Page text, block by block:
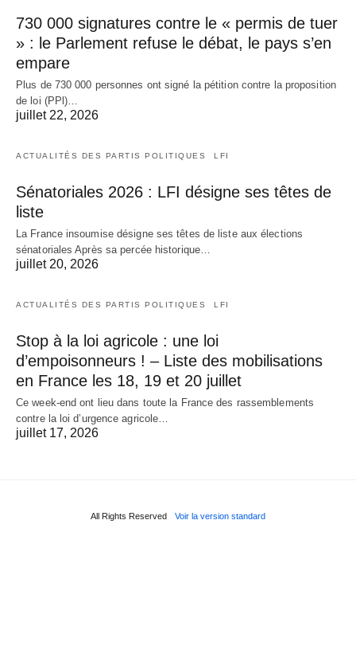
730 000 signatures contre le « permis de tuer
» : le Parlement refuse le débat, le pays s’en
empare
Plus de 730 000 personnes ont signé la pétition contre la proposition
de loi (PPl)…
juillet 22, 2026
ACTUALITÉS DES PARTIS POLITIQUES LFI
Sénatoriales 2026 : LFI désigne ses têtes de
liste
La France insoumise désigne ses têtes de liste aux élections
sénatoriales Après sa percée historique…
juillet 20, 2026
ACTUALITÉS DES PARTIS POLITIQUES LFI
Stop à la loi agricole : une loi
d’empoisonneurs ! – Liste des mobilisations
en France les 18, 19 et 20 juillet
Ce week-end ont lieu dans toute la France des rassemblements
contre la loi d’urgence agricole…
juillet 17, 2026
All Rights Reserved Voir la version standard